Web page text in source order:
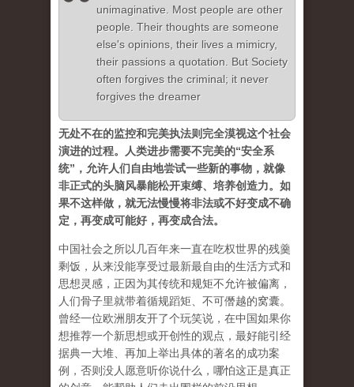
unimaginative. Most people are other
people. Their thoughts are someone
else's opinions, their lives a mimicry,
their passions a quotation. But Society
often forgives the criminal; it never
forgives the dreamer
无处不在的监控和完美执法则完全漠视这个社会
演进的过程。人类进步需要不完美的“安全系
统”，允许人们自由地尝试一些新的事物，就像
非正式的头脑风暴能松开束缚、培养创造力。如
果不这样做，就无法慢慢将非法或不好变成不确
定，再变成可能好，再变成合法。
中国社会之所以几百年来一直在吃权世界的残羹
剩饭，从来没能享受过最新最自由的生活方式和
思想灵感，正因为其传统和规矩不允许被偏离，
人们骨子里就带着循规蹈矩、不可僭越的窝囊。
曾经一位欧洲朋友开了个玩笑说，在中国如果你
想推荐一个新思想或开创性的观点，最好能引经
据典一大堆、再加上举出具体的著名的成功案
例，否则没人愿意听你说什么，哪怕这正是真正